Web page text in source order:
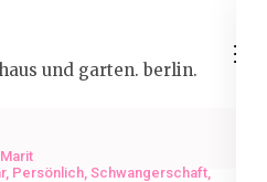
und garten. berlin.
Marit
, Persönlich, Schwangerschaft,